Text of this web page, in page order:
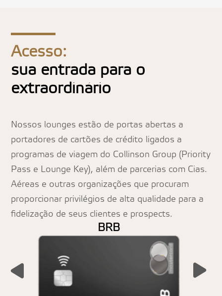
Acesso:
sua entrada para o
extraordinário
Nossos lounges estão de portas abertas a
portadores de cartões de crédito ligados a
programas de viagem do Collinson Group (Priority
Pass e Lounge Key), além de parcerias com Cias.
Aéreas e outras organizações que procuram
proporcionar privilégios de alta qualidade para a
fidelização de seus clientes e prospects.